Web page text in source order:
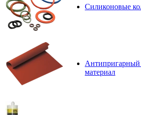
Силиконовые
материал